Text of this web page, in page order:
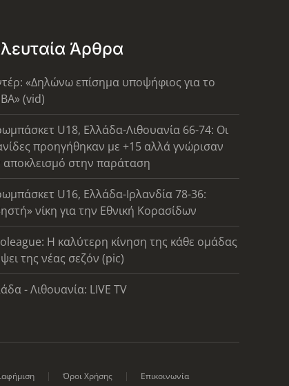
Άρθρα
«Δηλώνω επίσημα υποψήφιος για το
(vid)
U18, Ελλάδα-Λιθουανία 66-74: Οι
προηγήθηκαν με +15 αλλά γνώρισαν
αποκλεισμό στην παράταση
U16, Ελλάδα-Ιρλανδία 78-36:
νίκη για την Εθνική Κορασίδων
Η καλύτερη κίνηση της κάθε ομάδας
της νέας σεζόν (pic)
- Λιθουανία: LIVE TV
Όροι Χρήσης Επικοινωνία